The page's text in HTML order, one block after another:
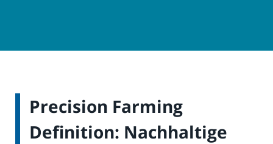
Precision Farming
Definition: Nachhaltige